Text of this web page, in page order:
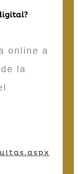
online a
la